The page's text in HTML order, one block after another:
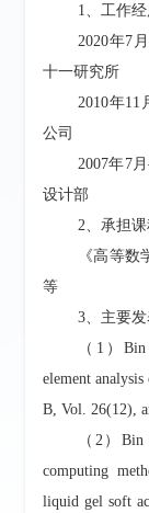
1、工作经
2020年7
十一研究所
2010年
公司
2007年7
设计部
2、承担课
《高等
等
3、主要发
（ 1 ） Bin
element
B, Vol. 26(12),
（ 2 ） Bin
computing
liquid gel soft